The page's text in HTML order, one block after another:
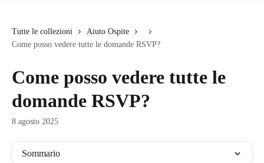
Tutte le collezioni
Aiuto Ospite
Come posso vedere tutte le domande RSVP?
Come posso vedere tutte le
domande RSVP?
8 agosto 2025
Sommario